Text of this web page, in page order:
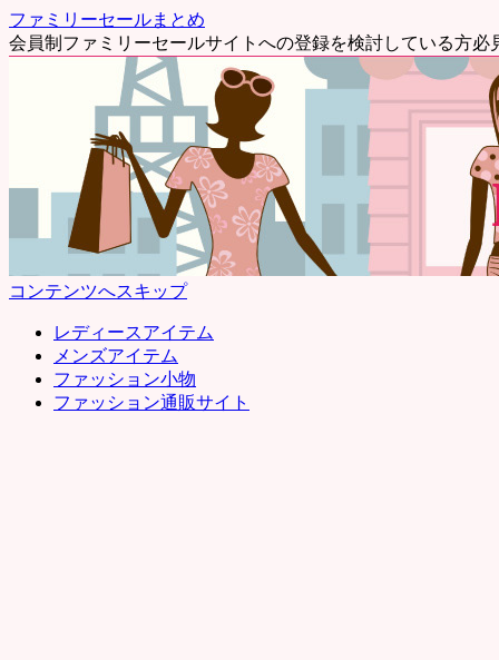
ファミリーセールまとめ
会員制ファミリーセールサイトへの登録を検討している方
コンテンツへスキップ
レディースアイテム
メンズアイテム
ファッション小物
ファッション通販サイト